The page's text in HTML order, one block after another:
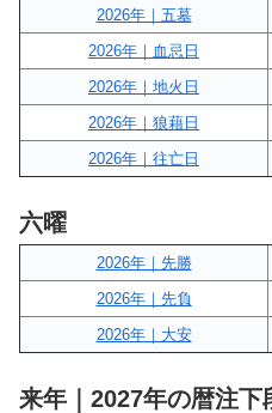
2026年｜五墓
2026年｜血忌日
2026年｜地火日
2026年｜狼藉日
2026年｜往亡日
六曜
2026年｜先勝
2026年｜先負
2026年｜大安
来年｜2027年の暦注下